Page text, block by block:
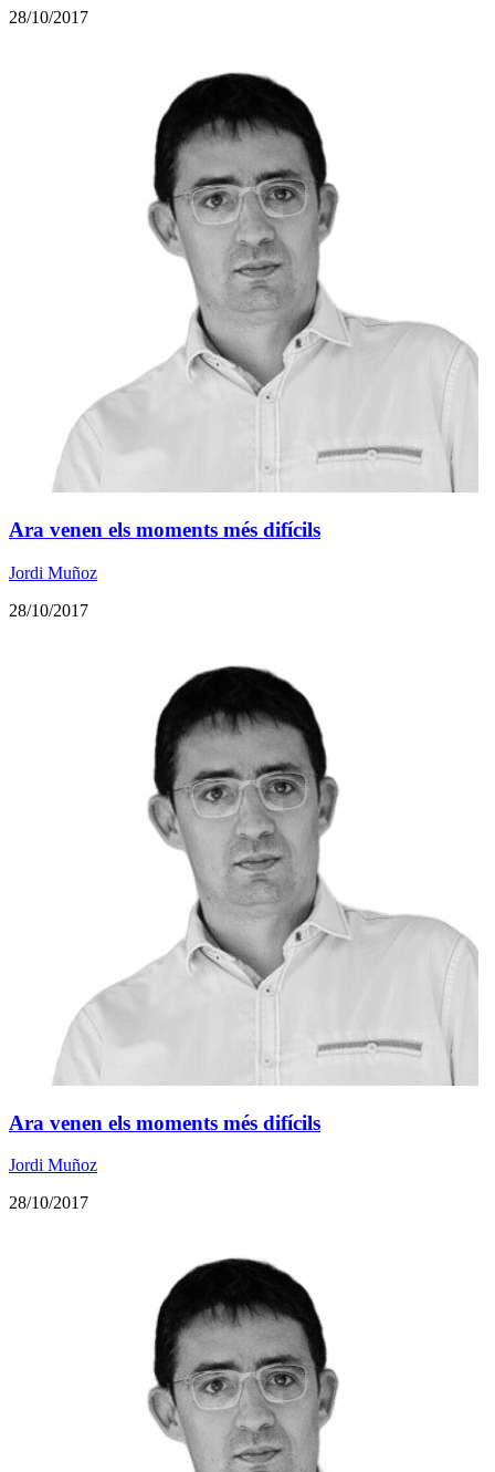
28/10/2017
Ara venen els moments més difícils
Jordi Muñoz
28/10/2017
Ara venen els moments més difícils
Jordi Muñoz
28/10/2017